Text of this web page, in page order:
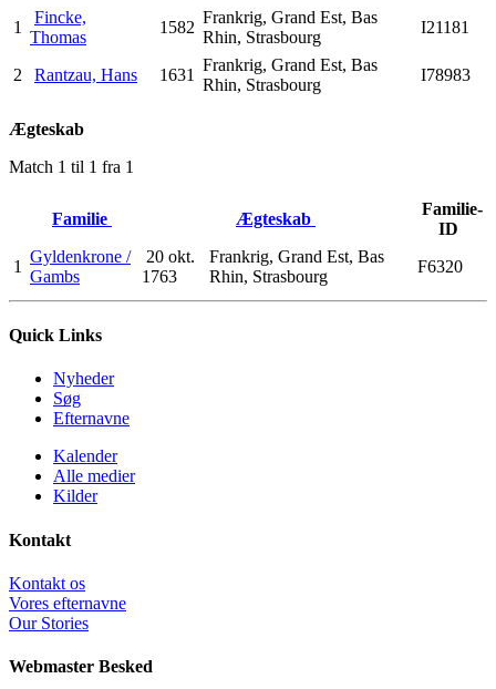
1
Fincke,
Thomas
1582
Frankrig, Grand Est, Bas
Rhin, Strasbourg
I21181
2 Rantzau, Hans 1631
Frankrig, Grand Est, Bas
Rhin, Strasbourg
I78983
Ægteskab
Match 1 til 1 fra 1
Familie Ægteskab
Familie-
ID
1
Gyldenkrone /
Gambs
20 okt.
1763
Frankrig, Grand Est, Bas
Rhin, Strasbourg
F6320
Quick Links
Nyheder
Søg
Efternavne
Kalender
Alle medier
Kilder
Kontakt
Kontakt os
Vores efternavne
Our Stories
Webmaster Besked